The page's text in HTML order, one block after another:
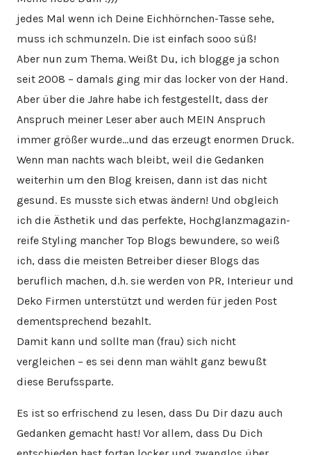
jedes Mal wenn ich Deine Eichhörnchen-Tasse sehe,
muss ich schmunzeln. Die ist einfach sooo süß!
Aber nun zum Thema. Weißt Du, ich blogge ja schon
seit 2008 – damals ging mir das locker von der Hand.
Aber über die Jahre habe ich festgestellt, dass der
Anspruch meiner Leser aber auch MEIN Anspruch
immer größer wurde…und das erzeugt enormen Druck.
Wenn man nachts wach bleibt, weil die Gedanken
weiterhin um den Blog kreisen, dann ist das nicht
gesund. Es musste sich etwas ändern! Und obgleich
ich die Ästhetik und das perfekte, Hochglanzmagazin-
reife Styling mancher Top Blogs bewundere, so weiß
ich, dass die meisten Betreiber dieser Blogs das
beruflich machen, d.h. sie werden von PR, Interieur und
Deko Firmen unterstützt und werden für jeden Post
dementsprechend bezahlt.
Damit kann und sollte man (frau) sich nicht
vergleichen – es sei denn man wählt ganz bewußt
diese Berufssparte.
Es ist so erfrischend zu lesen, dass Du Dir dazu auch
Gedanken gemacht hast! Vor allem, dass Du Dich